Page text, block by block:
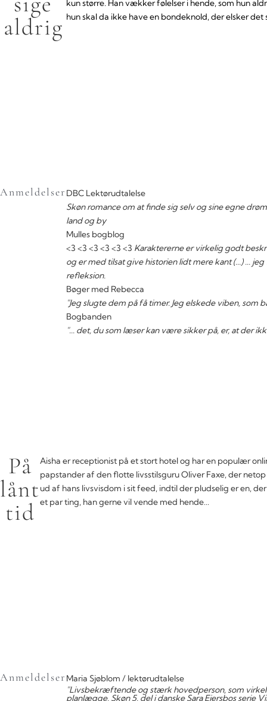
aldrig
kun større. Han vækker følelser i hende, som hun
hun skal da ikke have en bondeknold, der elsker det
Anmeldelser DBC Lektørudtalelse
Skøn romance om at finde sig selv og sine egne
land og by
Mulles bogblog
<3 <3 <3 <3 <3 <3 Karaktererne er virkelig godt
og er med tilsat give historien lidt mere kant (...) ...
refleksion.
Bøger med Rebecca
"Jeg slugte dem på få timer. Jeg elskede viben,
Bogbanden
"... det, du som læser kan være sikker på, er, at der
På
lånt
tid
Aisha er receptionist på et stort hotel og har en populær
papstander af den flotte livsstilsguru Oliver Faxe, der
ud af hans livsvisdom i sit feed, indtil der pludselig er en,
et par ting, han gerne vil vende med hende...
Anmeldelser Maria Sjøblom / lektørudtalelse
"Livsbekræftende og stærk hovedperson, som
planlægge. Skøn 5. del i danske Sara Ejersbos serie